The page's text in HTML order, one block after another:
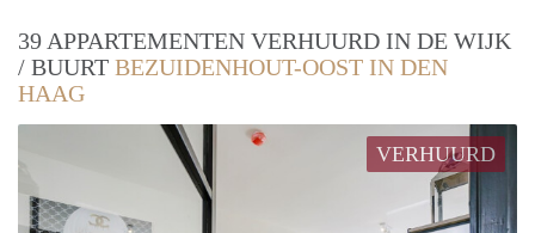
39 APPARTEMENTEN VERHUURD IN DE WIJK
/ BUURT BEZUIDENHOUT-OOST IN DEN
HAAG
VERHUURD